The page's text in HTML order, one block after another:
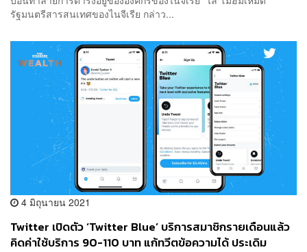
รัฐมนตรีสารสนเทศของไนจีเรีย กล่าว...
4 มิถุนายน 2021
Twitter เปิดตัว ‘Twitter Blue’ บริการสมาชิกรายเดือนแล้ว
คิดค่าใช้บริการ 90-110 บาท แก้ทวีตข้อความได้ ประเดิม